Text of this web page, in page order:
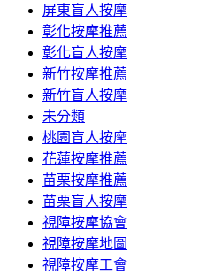
屏東盲人按摩
彰化按摩推薦
彰化盲人按摩
新竹按摩推薦
新竹盲人按摩
未分類
桃園盲人按摩
花蓮按摩推薦
苗栗按摩推薦
苗栗盲人按摩
視障按摩協會
視障按摩地圖
視障按摩工會